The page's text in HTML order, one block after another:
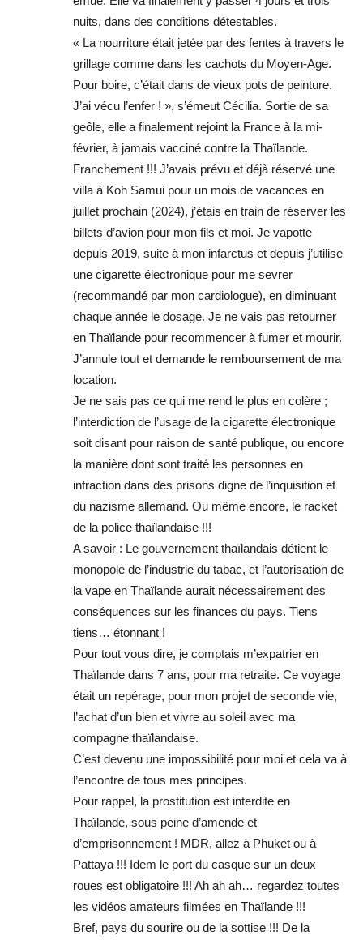
nuits, dans des conditions détestables.
« La nourriture était jetée par des fentes à travers le
grillage comme dans les cachots du Moyen-Age.
Pour boire, c’était dans de vieux pots de peinture.
J’ai vécu l’enfer ! », s’émeut Cécilia. Sortie de sa
geôle, elle a finalement rejoint la France à la mi-
février, à jamais vacciné contre la Thaïlande.
Franchement !!! J’avais prévu et déjà réservé une
villa à Koh Samui pour un mois de vacances en
juillet prochain (2024), j’étais en train de réserver les
billets d’avion pour mon fils et moi. Je vapotte
depuis 2019, suite à mon infarctus et depuis j’utilise
une cigarette électronique pour me sevrer
(recommandé par mon cardiologue), en diminuant
chaque année le dosage. Je ne vais pas retourner
en Thaïlande pour recommencer à fumer et mourir.
J’annule tout et demande le remboursement de ma
location.
Je ne sais pas ce qui me rend le plus en colère ;
l’interdiction de l’usage de la cigarette électronique
soit disant pour raison de santé publique, ou encore
la manière dont sont traité les personnes en
infraction dans des prisons digne de l’inquisition et
du nazisme allemand. Ou même encore, le racket
de la police thaïlandaise !!!
A savoir : Le gouvernement thaïlandais détient le
monopole de l’industrie du tabac, et l’autorisation de
la vape en Thaïlande aurait nécessairement des
conséquences sur les finances du pays. Tiens
tiens… étonnant !
Pour tout vous dire, je comptais m’expatrier en
Thaïlande dans 7 ans, pour ma retraite. Ce voyage
était un repérage, pour mon projet de seconde vie,
l’achat d’un bien et vivre au soleil avec ma
compagne thaïlandaise.
C’est devenu une impossibilité pour moi et cela va à
l’encontre de tous mes principes.
Pour rappel, la prostitution est interdite en
Thaïlande, sous peine d’amende et
d’emprisonnement ! MDR, allez à Phuket ou à
Pattaya !!! Idem le port du casque sur un deux
roues est obligatoire !!! Ah ah ah… regardez toutes
les vidéos amateurs filmées en Thaïlande !!!
Bref, pays du sourire ou de la sottise !!! De la